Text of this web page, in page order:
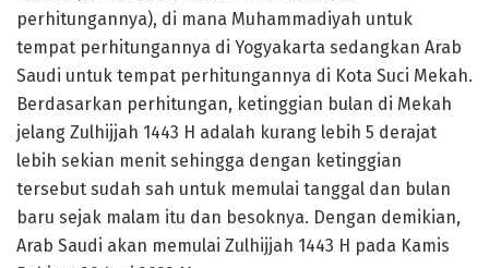
perhitungannya), di mana Muhammadiyah untuk
tempat perhitungannya di Yogyakarta sedangkan Arab
Saudi untuk tempat perhitungannya di Kota Suci Mekah.
Berdasarkan perhitungan, ketinggian bulan di Mekah
jelang Zulhijjah 1443 H adalah kurang lebih 5 derajat
lebih sekian menit sehingga dengan ketinggian
tersebut sudah sah untuk memulai tanggal dan bulan
baru sejak malam itu dan besoknya. Dengan demikian,
Arab Saudi akan memulai Zulhijjah 1443 H pada Kamis